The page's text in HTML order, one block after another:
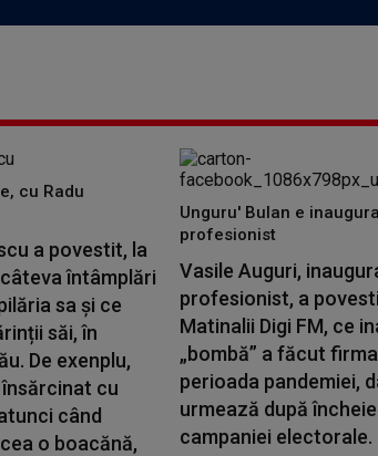
cu Radu
a povestit, la
întâmplări
sa și ce
săi, în
De exenplu,
cu
când
o boacănă,
Unguru' Bulan e
profesionist
Vasile Auguri,
profesionist, a
Matinalii Digi FM, ce
„bombă” a făcut
perioada pandemiei,
urmează după
campaniei electorale.